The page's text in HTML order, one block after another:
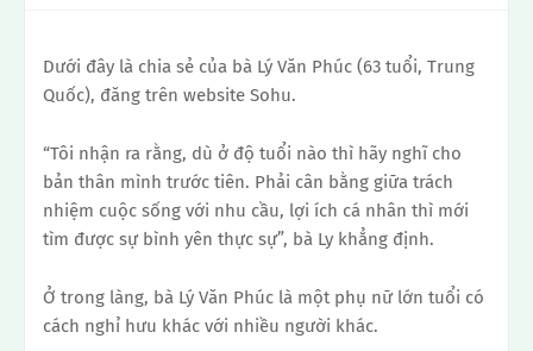
Dưới đây là chia sẻ của bà Lý Văn Phúc (63 tuổi, Trung
Quốc), đăng trên website Sohu.
“Tôi nhận ra rằng, dù ở độ tuổi nào thì hãy nghĩ cho
bản thân mình trước tiên. Phải cân bằng giữa trách
nhiệm cuộc sống với nhu cầu, lợi ích cá nhân thì mới
tìm được sự bình yên thực sự”, bà Ly khẳng định.
Ở trong làng, bà Lý Văn Phúc là một phụ nữ lớn tuổi có
cách nghỉ hưu khác với nhiều người khác.